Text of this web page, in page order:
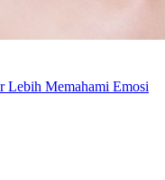
Lebih Memahami Emosi